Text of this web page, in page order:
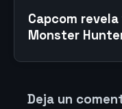
Capcom
Monster
Deja un